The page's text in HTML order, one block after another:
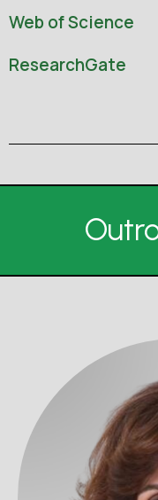
Web of Science
ResearchGate